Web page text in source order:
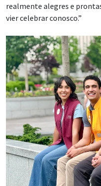
realmente alegres e
vier celebrar conosco.”